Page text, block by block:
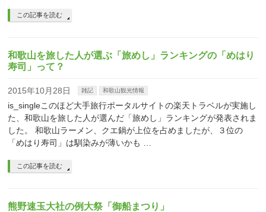
この記事を読む
和歌山を旅した人が選ぶ「旅めし」ランキングの「めはり
寿司」って？
2015年10月28日 雑記 和歌山観光情報
is_singleこのほど大手旅行ポータルサイトの楽天トラベルが実施し
た、和歌山を旅した人が選んだ「旅めし」ランキングが発表されま
した。 和歌山ラーメン、クエ鍋が上位を占めましたが、３位の
「めはり寿司」は馴染みが薄いかも …
この記事を読む
熊野速玉大社の例大祭「御船まつり」